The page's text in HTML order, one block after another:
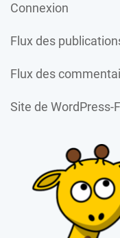
Connexion
Flux des
Flux des
Site de WordPress-